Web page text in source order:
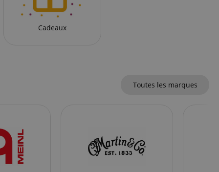
Cadeaux
Toutes les marques